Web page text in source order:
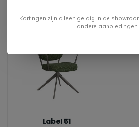
Label 51
Kortingen zijn alleen geldig in de
andere aanbiedingen.